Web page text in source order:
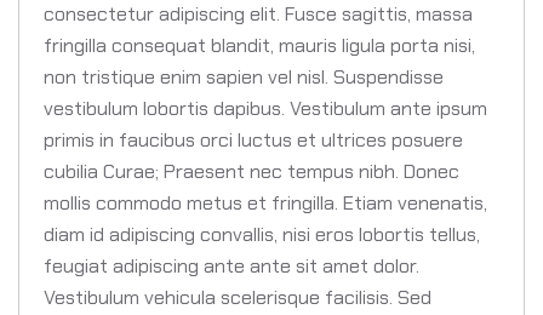
consectetur adipiscing elit. Fusce sagittis, massa
fringilla consequat blandit, mauris ligula porta nisi,
non tristique enim sapien vel nisl. Suspendisse
vestibulum lobortis dapibus. Vestibulum ante ipsum
primis in faucibus orci luctus et ultrices posuere
cubilia Curae; Praesent nec tempus nibh. Donec
mollis commodo metus et fringilla. Etiam venenatis,
diam id adipiscing convallis, nisi eros lobortis tellus,
feugiat adipiscing ante ante sit amet dolor.
Vestibulum vehicula scelerisque facilisis. Sed